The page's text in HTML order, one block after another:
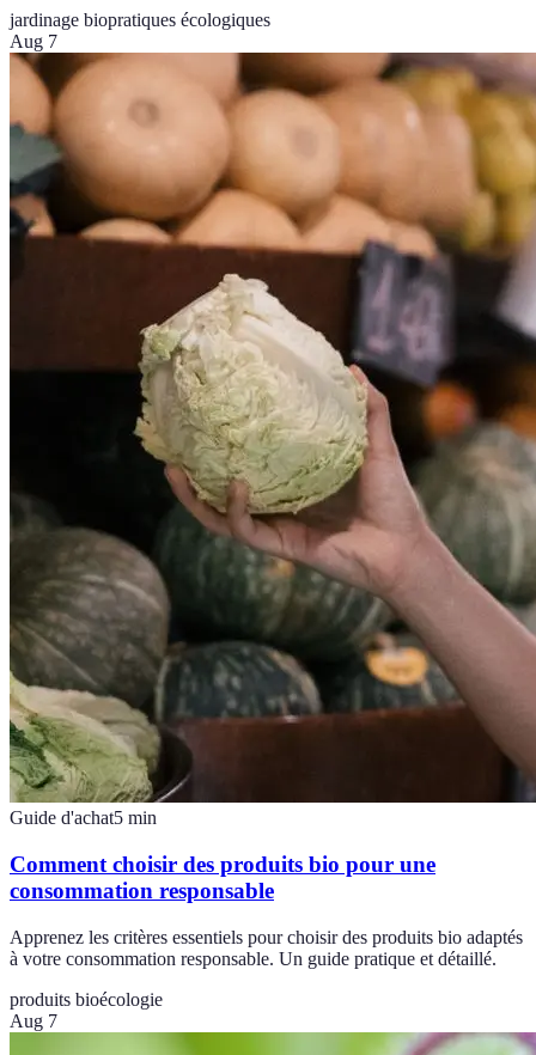
jardinage biopratiques écologiques
Aug 7
Guide d'achat5 min
Comment choisir des produits bio pour une
consommation responsable
Apprenez les critères essentiels pour choisir des produits bio adaptés
à votre consommation responsable. Un guide pratique et détaillé.
produits bioécologie
Aug 7